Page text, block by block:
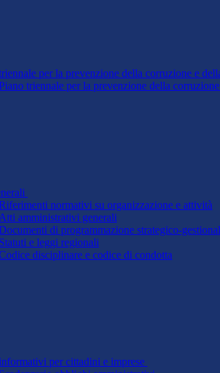
per la prevenzione della corruzione e
triennale per la prevenzione della
normativi su organizzazione e attività
Atti amministrativi generali
di programmazione strategico-
Statuti e leggi regionali
disciplinare e codice di condotta
per cittadini e imprese